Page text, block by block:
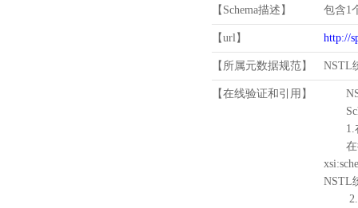
【Schema描述】 包含1
【url】 http://
【所属元数据规范】 NSTL
【在线验证和引用】
1.
在待
NSTL
2.